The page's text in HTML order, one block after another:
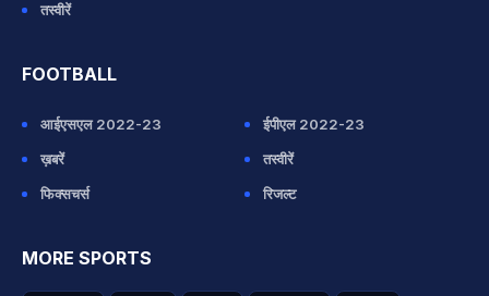
तस्वीरें
FOOTBALL
आईएसएल 2022-23
ईपीएल 2022-23
ख़बरें
तस्वीरें
फिक्सचर्स
रिजल्ट
MORE SPORTS